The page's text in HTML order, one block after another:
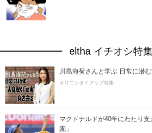
eltha イチオシ特集
川島海荷さんと学ぶ 日常に潜
オリコンタイアップ特集
マクドナルドが40年にわたり
園」